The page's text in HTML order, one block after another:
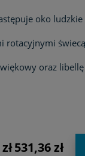
oko
rotacyjnymi
oraz libellę
531,36 zł